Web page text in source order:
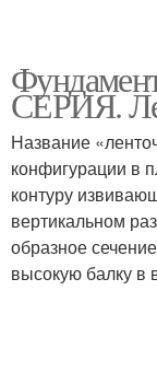
СЕРИЯ.
Название
конфигурации в
контуру
вертикальном
образное
высокую балку в